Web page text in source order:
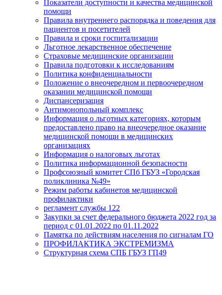
Показатели доступности и качества медицинской
помощи
Правила внутреннего распорядка и поведения для
пациентов и посетителей
Правила и сроки госпитализации
Льготное лекарственное обеспечение
Страховые медицинские организации
Правила подготовки к исследованиям
Политика конфиденциальности
Положение о внеочередном и первоочередном
оказании медицинской помощи
Диспансеризация
Антимонопольный комплекс
Информация о льготных категориях, которым
предоставлено право на внеочередное оказание
медицинской помощи в медицинских
организациях
Информация о налоговых льготах
Политика информационной безопасности
Профсоюзный комитет СПб ГБУЗ «Городская
поликлиника №49»
Режим работы кабинетов медицинской
профилактики
регламент службы 122
Закупки за счет федерального бюджета 2022 год за
период с 01.01.2022 по 01.11.2022
Памятка по действиям населения по сигналам ГО
ПРОФИЛАКТИКА ЭКСТРЕМИЗМА
Структурная схема СПБ ГБУЗ ГП49